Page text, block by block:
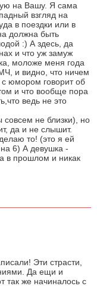
на Вашу. Я сама
взгляд на
в поездки или в
должна быть
:) А здесь, да
и что уж замуж
моложе меня года
и видно, что ничем
юмором говорит об
и что вообще пора
ведь не это
не близки), но
да и не слышит.
то! (это я ей
6) А девушка -
в прошлом и никак
Эти страсти,
Да ещи и
так же начиналось с